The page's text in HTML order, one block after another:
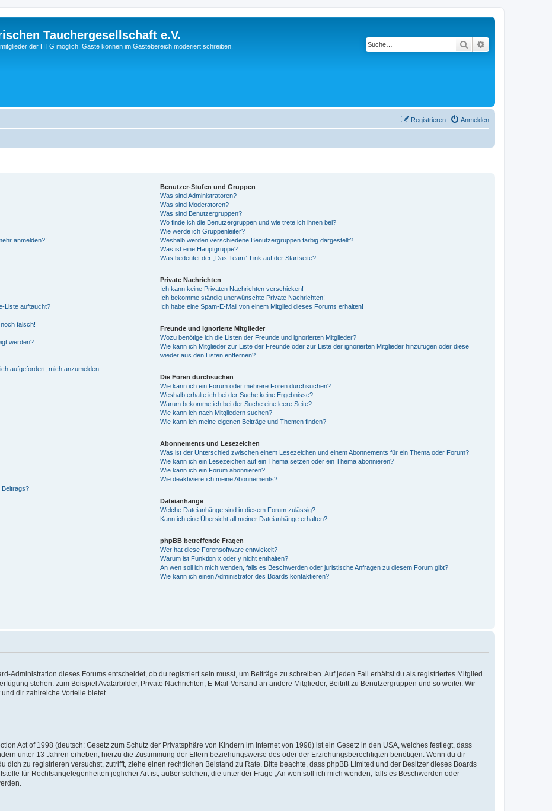
Tauchergesellschaft e.V.
der HTG möglich! Gäste können im Gästebereich moderiert schreiben. Suche
Anmelden
Registrieren
anmelden?!
Liste auftaucht?
falsch!
werden?
aufgefordert, mich anzumelden.
Beitrags?
Benutzer-Stufen und Gruppen
Was sind Administratoren?
Was sind Moderatoren?
Was sind Benutzergruppen?
Wo finde ich die Benutzergruppen und wie trete ich ihnen bei?
Wie werde ich Gruppenleiter?
Weshalb werden verschiedene Benutzergruppen farbig dargestellt?
Was ist eine Hauptgruppe?
Was bedeutet der „Das Team“-Link auf der Startseite?
Private Nachrichten
Ich kann keine Privaten Nachrichten verschicken!
Ich bekomme ständig unerwünschte Private Nachrichten!
Ich habe eine Spam-E-Mail von einem Mitglied dieses Forums erhalten!
Freunde und ignorierte Mitglieder
Wozu benötige ich die Listen der Freunde und ignorierten Mitglieder?
Wie kann ich Mitglieder zur Liste der Freunde oder zur Liste der ignorierten Mitglieder hinzufügen oder diese
wieder aus den Listen entfernen?
Die Foren durchsuchen
Wie kann ich ein Forum oder mehrere Foren durchsuchen?
Weshalb erhalte ich bei der Suche keine Ergebnisse?
Warum bekomme ich bei der Suche eine leere Seite?
Wie kann ich nach Mitgliedern suchen?
Wie kann ich meine eigenen Beiträge und Themen finden?
Abonnements und Lesezeichen
Was ist der Unterschied zwischen einem Lesezeichen und einem Abonnements für ein Thema oder Forum?
Wie kann ich ein Lesezeichen auf ein Thema setzen oder ein Thema abonnieren?
Wie kann ich ein Forum abonnieren?
Wie deaktiviere ich meine Abonnements?
Dateianhänge
Welche Dateianhänge sind in diesem Forum zulässig?
Kann ich eine Übersicht all meiner Dateianhänge erhalten?
phpBB betreffende Fragen
Wer hat diese Forensoftware entwickelt?
Warum ist Funktion x oder y nicht enthalten?
An wen soll ich mich wenden, falls es Beschwerden oder juristische Anfragen zu diesem Forum gibt?
Wie kann ich einen Administrator des Boards kontaktieren?
Administration dieses Forums entscheidet, ob du registriert sein musst, um Beiträge zu schreiben. Auf jeden Fall erhältst du als registriertes Mitglied
stehen: zum Beispiel Avatarbilder, Private Nachrichten, E-Mail-Versand an andere Mitglieder, Beitritt zu Benutzergruppen und so weiter. Wir
dir zahlreiche Vorteile bietet.
Act of 1998 (deutsch: Gesetz zum Schutz der Privatsphäre von Kindern im Internet von 1998) ist ein Gesetz in den USA, welches festlegt, dass
unter 13 Jahren erheben, hierzu die Zustimmung der Eltern beziehungsweise des oder der Erziehungsberechtigten benötigen. Wenn du dir
dich zu registrieren versuchst, zutrifft, ziehe einen rechtlichen Beistand zu Rate. Bitte beachte, dass phpBB Limited und der Besitzer dieses Boards
für Rechtsangelegenheiten jeglicher Art ist; außer solchen, die unter der Frage „An wen soll ich mich wenden, falls es Beschwerden oder